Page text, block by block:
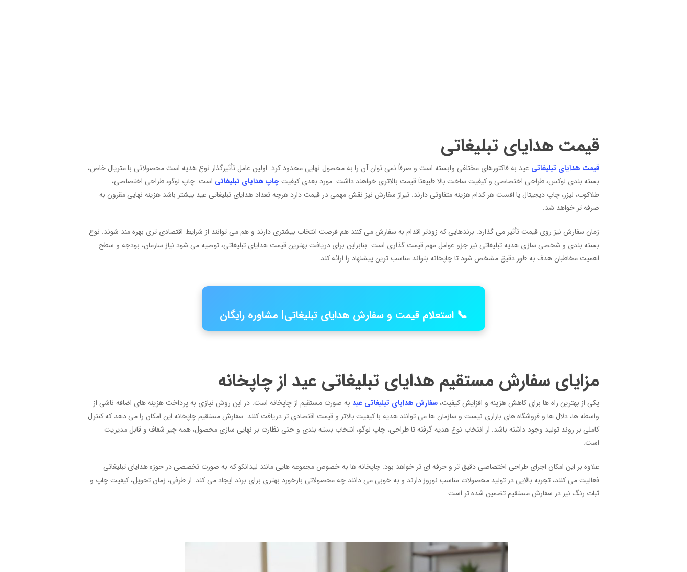
قیمت هدایای تبلیغاتی
قیمت هدایای تبلیغاتی عید به فاکتورهای مختلفی وابسته است و صرفاً نمی توان آن را به محصول نهایی محدود کرد. اولین عامل تأثیرگذار نوع هدیه است محصولاتی با متریال خاص،
بسته بندی لوکس، طراحی اختصاصی و کیفیت ساخت بالا طبیعتاً قیمت بالاتری خواهند داشت. مورد بعدی کیفیتچاپ هدایای تبلیغاتی است. چاپ لوگو، طراحی اختصاصی،
طلاکوب، لیزر، چاپ دیجیتال یا افست هر کدام هزینه متفاوتی دارند. تیراژ سفارش نیز نقش مهمی در قیمت دارد هرچه تعداد هدایای تبلیغاتی عید بیشتر باشد هزینه نهایی مقرون به
صرفه تر خواهد شد.
زمان سفارش نیز روی قیمت تأثیر می گذارد. برندهایی که زودتر اقدام به سفارش می کنند هم فرصت انتخاب بیشتری دارند و هم می توانند از شرایط اقتصادی تری بهره مند شوند. نوع
بسته بندی و شخصی سازی هدیه تبلیغاتی نیز جزو عوامل مهم قیمت گذاری است. بنابراین برای دریافت بهترین قیمت هدایای تبلیغاتی، توصیه می شود نیاز سازمان، بودجه و سطح
اهمیت مخاطبان هدف به طور دقیق مشخص شود تا چاپخانه بتواند مناسب ترین پیشنهاد را ارائه کند.
📞 استعلام قیمت و سفارش هدایای تبلیغاتی| مشاوره رایگان
مزایای سفارش مستقیم هدایای تبلیغاتی عید از چاپخانه
یکی از بهترین راه ها برای کاهش هزینه و افزایش کیفیت، سفارش هدایای تبلیغاتی عید به صورت مستقیم از چاپخانه است. در این روش نیازی به پرداخت هزینه های اضافه ناشی از
واسطه ها، دلال ها و فروشگاه های بازاری نیست و سازمان ها می توانند هدیه با کیفیت بالاتر و قیمت اقتصادی تر دریافت کنند. سفارش مستقیم چاپخانه این امکان را می دهد که کنترل
کاملی بر روند تولید وجود داشته باشد. از انتخاب نوع هدیه گرفته تا طراحی، چاپ لوگو، انتخاب بسته بندی و حتی نظارت بر نهایی سازی محصول، همه چیز شفاف و قابل مدیریت
است.
علاوه بر این امکان اجرای طراحی اختصاصی دقیق تر و حرفه ای تر خواهد بود. چاپخانه ها به خصوص مجموعه هایی مانند لیدانکو که به صورت تخصصی در حوزه هدایای تبلیغاتی
فعالیت می کنند، تجربه بالایی در تولید محصولات مناسب نوروز دارند و به خوبی می دانند چه محصولاتی بازخورد بهتری برای برند ایجاد می کند. از طرفی، زمان تحویل، کیفیت چاپ و
ثبات رنگ نیز در سفارش مستقیم تضمین شده تر است.